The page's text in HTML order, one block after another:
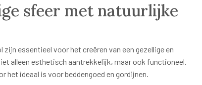
sfeer met natuurlijke
essentieel voor het creëren van een gezellige en
alleen esthetisch aantrekkelijk, maar ook functioneel.
het ideaal is voor beddengoed en gordijnen.